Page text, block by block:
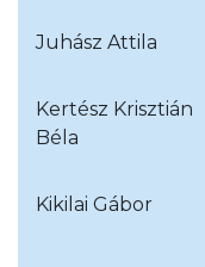
Juhász Attila
Kertész Krisztián
Béla
Kikilai Gábor